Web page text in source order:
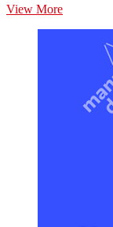
View MoreCopilul-